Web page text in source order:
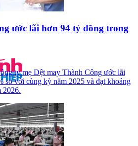
ước lãi hơn 94 tỷ đồng trong
ty mẹ Dệt may Thành Công ước lãi
so với cùng kỳ năm 2025 và đạt khoảng
2026.